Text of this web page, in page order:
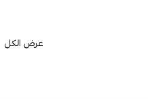
عرض الكل